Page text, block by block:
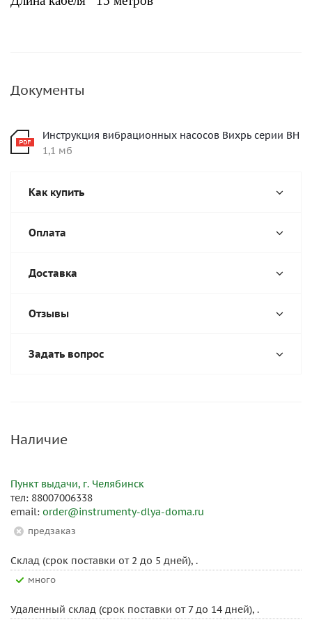
Документы
Инструкция вибрационных насосов Вихрь серии ВН
1,1 мб
Как купить
Оплата
Доставка
Отзывы
Задать вопрос
Наличие
Пункт выдачи, г. Челябинск
тел: 88007006338
email: order@instrumenty-dlya-doma.ru
Предзаказ
Склад (срок поставки от 2 до 5 дней), .
Много
Удаленный склад (срок поставки от 7 до 14 дней), .